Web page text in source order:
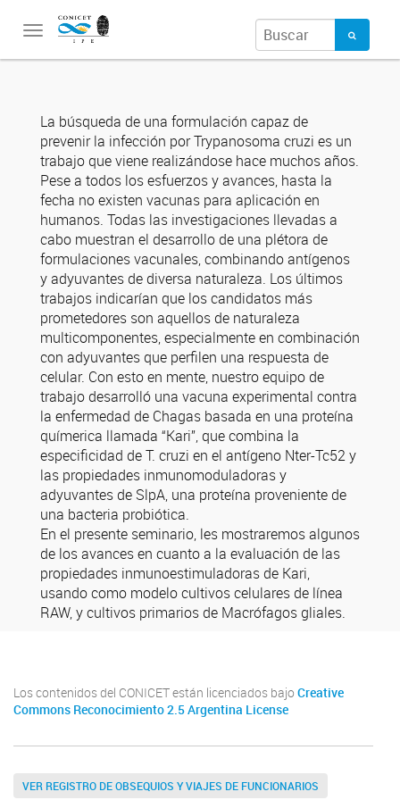
Toggle
La búsqueda de una formulación capaz de
prevenir la infección por Trypanosoma cruzi es un
trabajo que viene realizándose hace muchos años.
Pese a todos los esfuerzos y avances, hasta la
fecha no existen vacunas para aplicación en
humanos. Todas las investigaciones llevadas a
cabo muestran el desarrollo de una plétora de
formulaciones vacunales, combinando antígenos
y adyuvantes de diversa naturaleza. Los últimos
trabajos indicarían que los candidatos más
prometedores son aquellos de naturaleza
multicomponentes, especialmente en combinación
con adyuvantes que perfilen una respuesta de
celular. Con esto en mente, nuestro equipo de
trabajo desarrolló una vacuna experimental contra
la enfermedad de Chagas basada en una proteína
químerica llamada “Kari”, que combina la
especificidad de T. cruzi en el antígeno Nter-Tc52 y
las propiedades inmunomoduladoras y
adyuvantes de SlpA, una proteína proveniente de
una bacteria probiótica.
En el presente seminario, les mostraremos algunos
de los avances en cuanto a la evaluación de las
propiedades inmunoestimuladoras de Kari,
usando como modelo cultivos celulares de línea
RAW, y cultivos primarios de Macrófagos gliales.
Los contenidos del CONICET están licenciados bajo Creative
Commons Reconocimiento 2.5 Argentina License
VER REGISTRO DE OBSEQUIOS Y VIAJES DE FUNCIONARIOS